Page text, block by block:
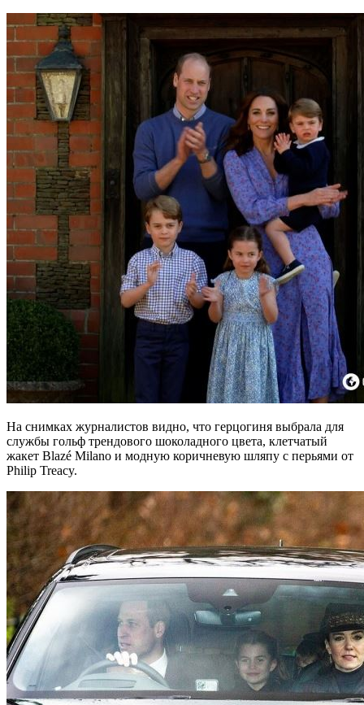
На снимках журналистов видно, что герцогиня выбрала для
службы гольф трендового шоколадного цвета, клетчатый
жакет Blazé Milano и модную коричневую шляпу с перьями от
Philip Treacy.